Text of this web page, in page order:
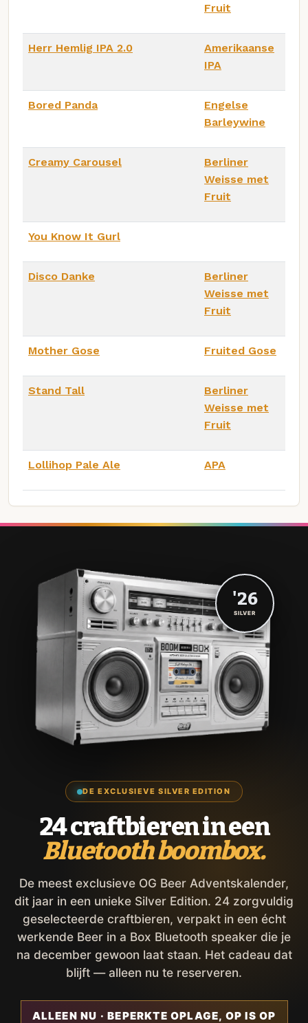
Fruit
Herr Hemlig IPA 2.0
Amerikaanse
IPA
Bored Panda
Engelse
Barleywine
Creamy Carousel
Berliner
Weisse met
Fruit
You Know It Gurl
Disco Danke
Berliner
Weisse met
Fruit
Mother Gose Fruited Gose
Stand Tall
Berliner
Weisse met
Fruit
Lollihop Pale Ale APA
DE EXCLUSIEVE SILVER EDITION
24 craftbieren in een
Bluetooth boombox.
De meest exclusieve OG Beer Adventskalender,
dit jaar in een unieke Silver Edition. 24 zorgvuldig
geselecteerde craftbieren, verpakt in een écht
werkende Beer in a Box Bluetooth speaker die je
na december gewoon laat staan. Het cadeau dat
blijft — alleen nu te reserveren.
ALLEEN NU · BEPERKTE OPLAGE, OP IS OP
'26
SILVER